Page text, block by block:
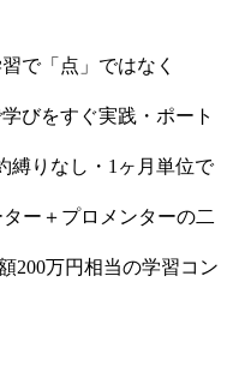
で「点」ではなく
びをすぐ実践・ポート
縛りなし・1ヶ月単位で
ー＋プロメンターの二
200万円相当の学習コン